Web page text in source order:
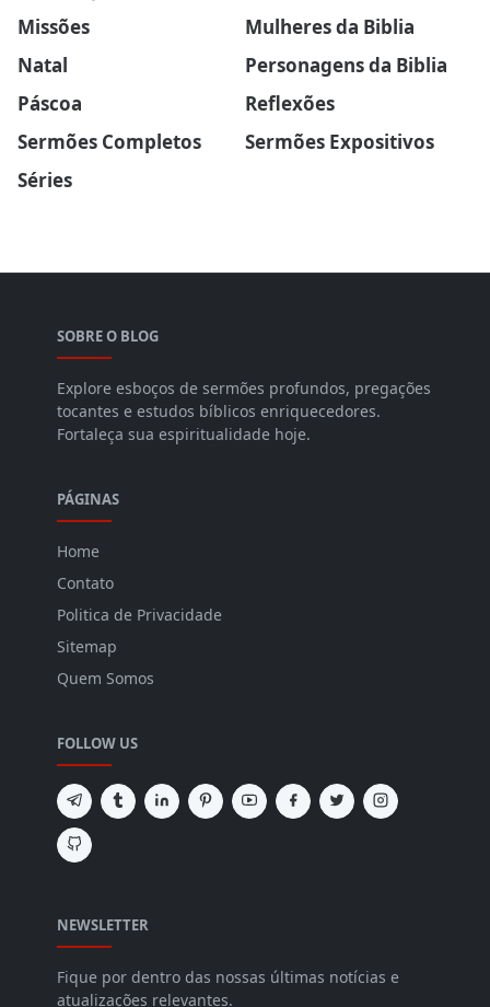
Missões
Mulheres da Biblia
Natal
Personagens da Biblia
Páscoa
Reflexões
Sermões Completos
Sermões Expositivos
Séries
SOBRE O BLOG
Explore esboços de sermões profundos, pregações
tocantes e estudos bíblicos enriquecedores.
Fortaleça sua espiritualidade hoje.
PÁGINAS
Home
Contato
Politica de Privacidade
Sitemap
Quem Somos
FOLLOW US
NEWSLETTER
Fique por dentro das nossas últimas notícias e
atualizações relevantes.